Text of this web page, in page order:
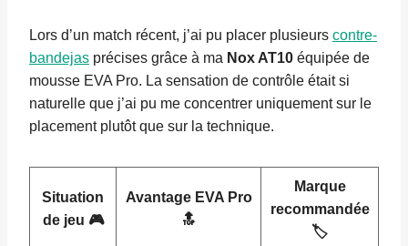
Lors d’un match récent, j’ai pu placer plusieurs contre-
bandejas précises grâce à ma Nox AT10 équipée de
mousse EVA Pro. La sensation de contrôle était si
naturelle que j’ai pu me concentrer uniquement sur le
placement plutôt que sur la technique.
Situation
de jeu 🎮
Avantage EVA Pro
🔝
Marque
recommandée
🏷️